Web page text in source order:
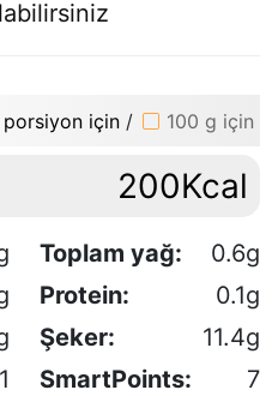
porsiyon için / 100 g için
200Kcal
Toplam yağ:
0.6g
Protein:
0.1g
Şeker:
11.4g
1 SmartPoints: 7